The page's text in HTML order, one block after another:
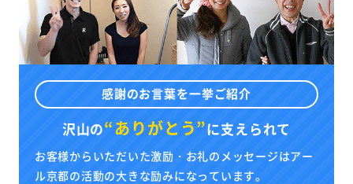
感謝のお言葉を一挙ご紹介
沢山の“ありがとう”に支えられて
お客様からいただいた激励・お礼のメッセージはアー
ル京都の活動の大きな励みになっています。